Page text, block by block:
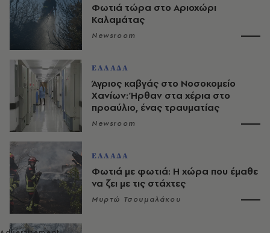
Φωτιά τώρα στο Αριοχώρι
Καλαμάτας
Newsroom
ΕΛΛΑΔΑ
Άγριος καβγάς στο Νοσοκομείο
Χανίων: Ήρθαν στα χέρια στο
προαύλιο, ένας τραυματίας
Newsroom
ΕΛΛΑΔΑ
Φωτιά με φωτιά: Η χώρα που έμαθε
να ζει με τις στάχτες
Μυρτώ Τσουμαλάκου